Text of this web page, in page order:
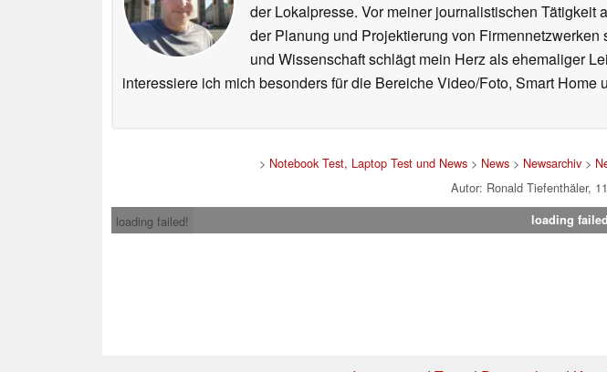
der Lokalpresse. Vor meiner journalistischen
der Planung und Projektierung von
und Wissenschaft schlägt mein Herz als ehemaliger
interessiere ich mich besonders für die Bereiche Video/Foto, Smart Home
> Notebook Test, Laptop Test und News> News> Newsarchiv>
Autor: Ronald Tiefenthäler,
loading failed!
loading